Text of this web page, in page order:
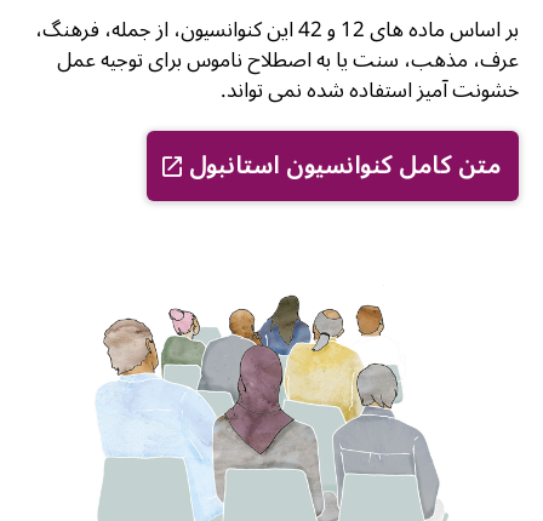
بر اساس ماده های 12 و 42 این کنوانسیون، از جمله، فرهنگ،
عرف، مذهب، سنت یا به اصطلاح ناموس برای توجیه عمل
خشونت آمیز استفاده شده نمی تواند.
متن کامل کنوانسیون استانبول